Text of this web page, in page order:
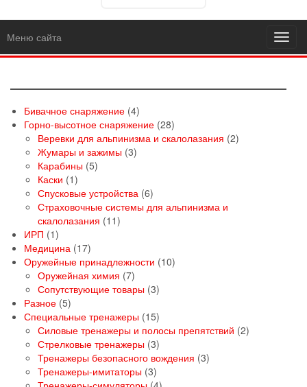
Меню сайта
Бивачное снаряжение 44
товара
Горно-высотное снаряжение 2828
товаров
Веревки для альпинизма и скалолазания 22
Жумары и зажимы 33
Карабины 55
Каски 11
товар
Спусковые устройства 66
товаров
Страховочные системы для альпинизма и
скалолазания 1111
ИРП 11
товар
Медицина 1717
товаров
Оружейные принадлежности 1010
Оружейная химия 77
товаров
Сопутствующие товары 33
Разное 55
товаров
Специальные тренажеры 1515
товаров
Силовые тренажеры и полосы препятствий 22
Стрелковые тренажеры 33
товара
Тренажеры безопасного вождения 33
Тренажеры-имитаторы 33
товара
4